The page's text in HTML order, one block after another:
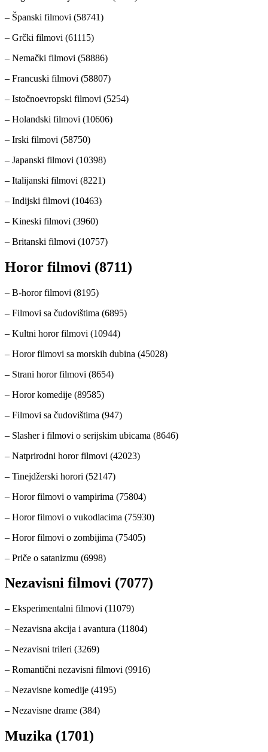
– Španski filmovi (58741)
– Grčki filmovi (61115)
– Nemački filmovi (58886)
– Francuski filmovi (58807)
– Istočnoevropski filmovi (5254)
– Holandski filmovi (10606)
– Irski filmovi (58750)
– Japanski filmovi (10398)
– Italijanski filmovi (8221)
– Indijski filmovi (10463)
– Kineski filmovi (3960)
– Britanski filmovi (10757)
Horor filmovi (8711)
– B-horor filmovi (8195)
– Filmovi sa čudovištima (6895)
– Kultni horor filmovi (10944)
– Horor filmovi sa morskih dubina (45028)
– Strani horor filmovi (8654)
– Horor komedije (89585)
– Filmovi sa čudovištima (947)
– Slasher i filmovi o serijskim ubicama (8646)
– Natprirodni horor filmovi (42023)
– Tinejdžerski horori (52147)
– Horor filmovi o vampirima (75804)
– Horor filmovi o vukodlacima (75930)
– Horor filmovi o zombijima (75405)
– Priče o satanizmu (6998)
Nezavisni filmovi (7077)
– Eksperimentalni filmovi (11079)
– Nezavisna akcija i avantura (11804)
– Nezavisni trileri (3269)
– Romantični nezavisni filmovi (9916)
– Nezavisne komedije (4195)
– Nezavisne drame (384)
Muzika (1701)